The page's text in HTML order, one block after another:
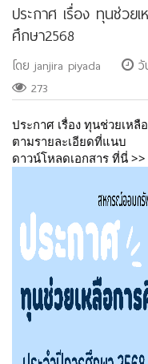
ประกาศ เรื่อง ทุนช่วย
ศึกษา2568
โดย janjira piyada
วั
273
ประกาศ เรื่อง ทุนช่วยเห
ตามรายละเอียดที่แนบ
ดาวน์โหลดเอกสาร ที่นี่ >>